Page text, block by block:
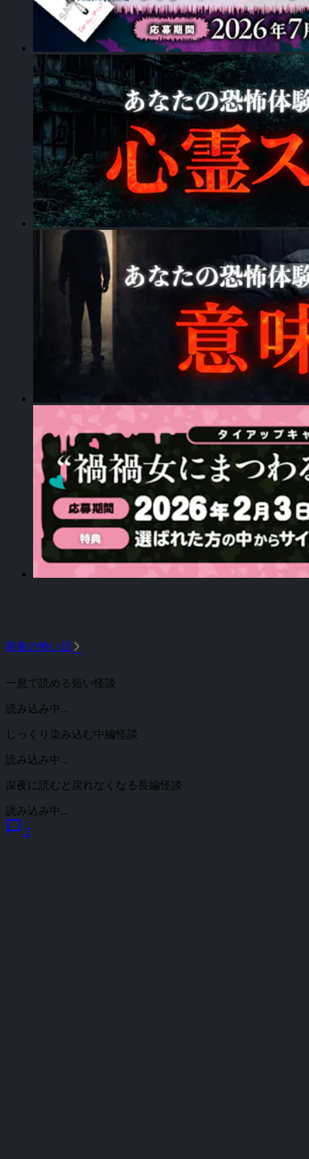
新着の怖い話 arrow_forward_ios
一息で読める短い怪談
読み込み中...
じっくり染み込む中編怪談
読み込み中...
深夜に読むと戻れなくなる長編怪談
読み込み中...
chat_bubble 2